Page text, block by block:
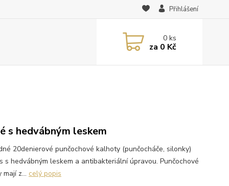
Přihlášení
0ks
za 0 Kč
s hedvábným leskem
20denierové punčochové kalhoty (punčocháče, silonky)
s hedvábným leskem a antibakteriální úpravou. Punčochové
z... celý popis